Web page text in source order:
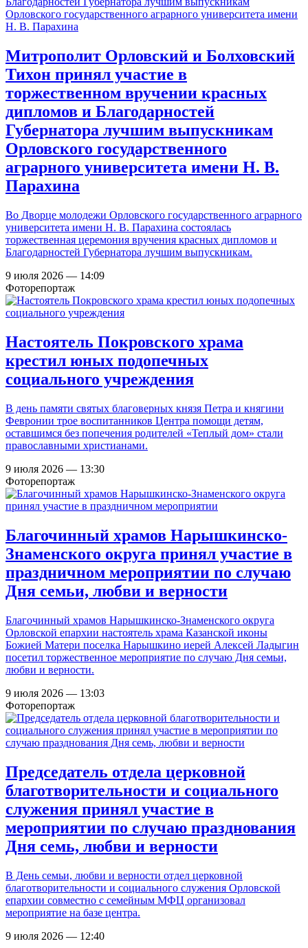
Митрополит Орловский и Болховский
Тихон принял участие в
торжественном вручении красных
дипломов и Благодарностей
Губернатора лучшим выпускникам
Орловского государственного
аграрного университета имени Н. В.
Парахина
Во Дворце молодежи Орловского государственного аграрного
университета имени Н. В. Парахина состоялась
торжественная церемония вручения красных дипломов и
Благодарностей Губернатора лучшим выпускникам.
9 июля 2026 — 14:09
Фоторепортаж
Настоятель Покровского храма
крестил юных подопечных
социального учреждения
В день памяти святых благоверных князя Петра и княгини
Февронии трое воспитанников Центра помощи детям,
оставшимся без попечения родителей «Теплый дом» стали
православными христианами.
9 июля 2026 — 13:30
Фоторепортаж
Благочинный храмов Нарышкинско-
Знаменского округа принял участие в
праздничном мероприятии по случаю
Дня семьи, любви и верности
Благочинный храмов Нарышкинско-Знаменского округа
Орловской епархии настоятель храма Казанской иконы
Божией Матери поселка Нарышкино иерей Алексей Ладыгин
посетил торжественное мероприятие по случаю Дня семьи,
любви и верности.
9 июля 2026 — 13:03
Фоторепортаж
Председатель отдела церковной
благотворительности и социального
служения принял участие в
мероприятии по случаю празднования
Дня семь, любви и верности
В День семьи, любви и верности отдел церковной
благотворительности и социального служения Орловской
епархии совместно с семейным МФЦ организовал
мероприятие на базе центра.
9 июля 2026 — 12:40